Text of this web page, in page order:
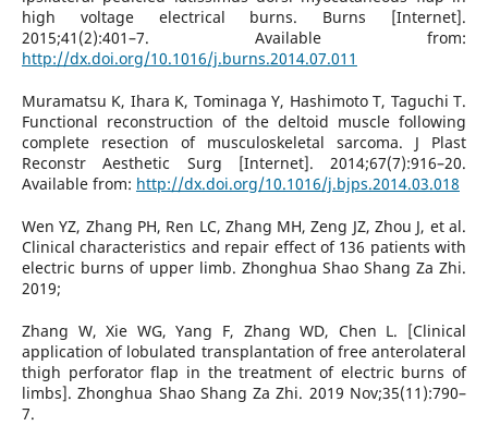
high voltage electrical burns. Burns [Internet].
2015;41(2):401–7. Available from:
http://dx.doi.org/10.1016/j.burns.2014.07.011
Muramatsu K, Ihara K, Tominaga Y, Hashimoto T, Taguchi T.
Functional reconstruction of the deltoid muscle following
complete resection of musculoskeletal sarcoma. J Plast
Reconstr Aesthetic Surg [Internet]. 2014;67(7):916–20.
Available from: http://dx.doi.org/10.1016/j.bjps.2014.03.018
Wen YZ, Zhang PH, Ren LC, Zhang MH, Zeng JZ, Zhou J, et al.
Clinical characteristics and repair effect of 136 patients with
electric burns of upper limb. Zhonghua Shao Shang Za Zhi.
2019;
Zhang W, Xie WG, Yang F, Zhang WD, Chen L. [Clinical
application of lobulated transplantation of free anterolateral
thigh perforator flap in the treatment of electric burns of
limbs]. Zhonghua Shao Shang Za Zhi. 2019 Nov;35(11):790–
7.